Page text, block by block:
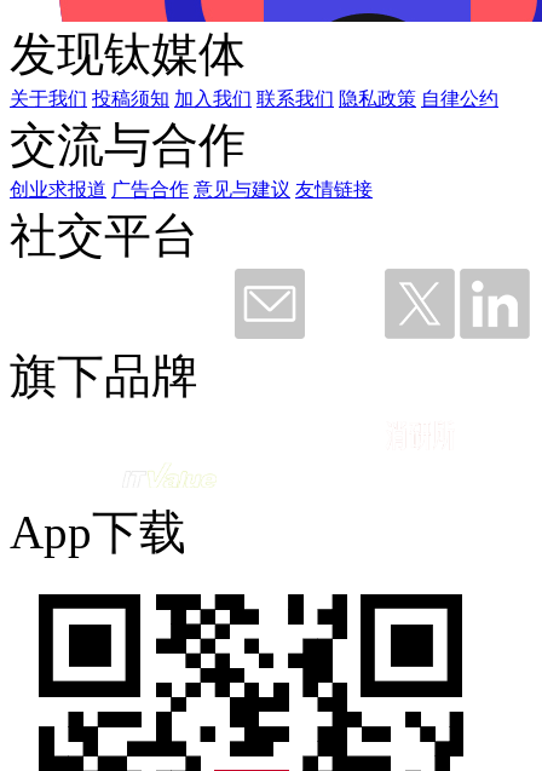
谢谢钉钉，听我说——与钉同行12载
2026-06-11 09:49
发现钛媒体
关于我们 投稿须知 加入我们 联系我们 隐私政策 自律公约
交流与合作
创业求报道 广告合作 意见与建议 友情链接
社交平台
旗下品牌
App下载